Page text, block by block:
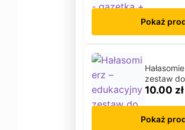
↳ Matematyka dla przedszkolaka
↳ Matematyka klasa 1
↳ Tabliczka Mnożenia
Materiały grupowe
Pokaż
zestaw
10.00 zł
Pokaż